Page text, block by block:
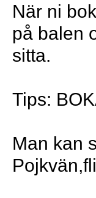
När ni
på balen
sitta.
Tips:
Man kan